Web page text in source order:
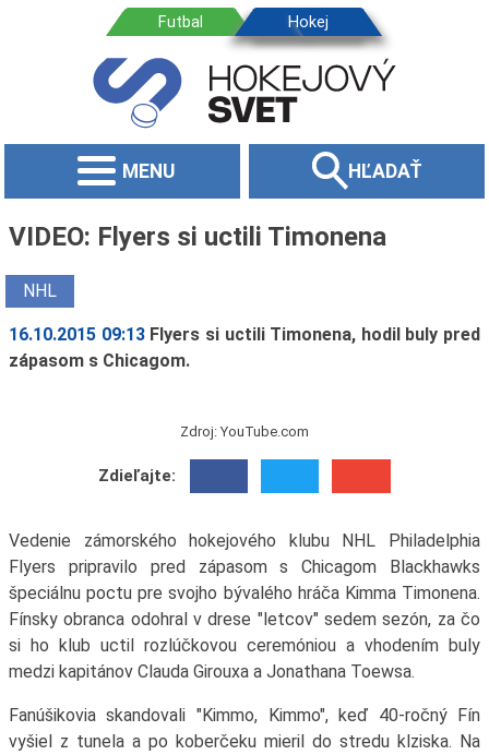
MENU HĽADAŤ
VIDEO: Flyers si uctili Timonena
NHL
16.10.2015 09:13 Flyers si uctili Timonena, hodil buly pred
zápasom s Chicagom.
Zdroj: YouTube.com
Zdieľajte:
Vedenie zámorského hokejového klubu NHL Philadelphia
Flyers pripravilo pred zápasom s Chicagom Blackhawks
špeciálnu poctu pre svojho bývalého hráča Kimma Timonena.
Fínsky obranca odohral v drese "letcov" sedem sezón, za čo
si ho klub uctil rozlúčkovou ceremóniou a vhodením buly
medzi kapitánov Clauda Girouxa a Jonathana Toewsa.
Fanúšikovia skandovali "Kimmo, Kimmo", keď 40-ročný Fín
vyšiel z tunela a po koberčeku mieril do stredu klziska. Na